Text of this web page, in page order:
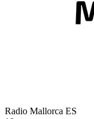
Radio Mallorca ES